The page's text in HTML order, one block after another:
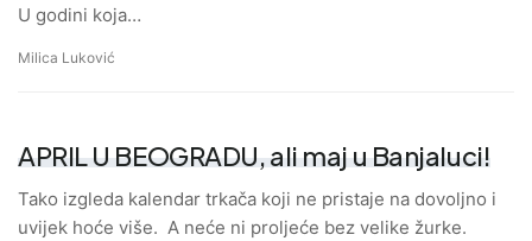
U godini koja…
Milica Luković
APRIL U BEOGRADU, ali maj u Banjaluci!
Tako izgleda kalendar trkača koji ne pristaje na dovoljno i
uvijek hoće više. A neće ni proljeće bez velike žurke.